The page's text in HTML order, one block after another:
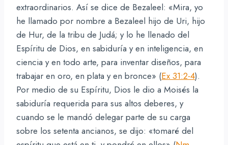
extraordinarios. Así se dice de Bezaleel: «Mira, yo
he llamado por nombre a Bezaleel hijo de Uri, hijo
de Hur, de la tribu de Judá; y lo he llenado del
Espíritu de Dios, en sabiduría y en inteligencia, en
ciencia y en todo arte, para inventar diseños, para
trabajar en oro, en plata y en bronce» (Ex 31:2-4).
Por medio de su Espíritu, Dios le dio a Moisés la
sabiduría requerida para sus altos deberes, y
cuando se le mandó delegar parte de su carga
sobre los setenta ancianos, se dijo: «tomaré del